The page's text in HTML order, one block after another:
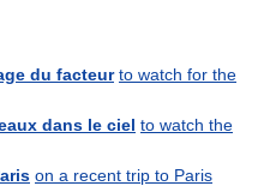
du facteur to watch for the
dans le ciel to watch the
on a recent trip to Paris